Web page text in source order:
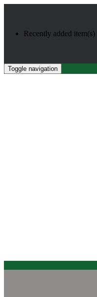
Recently added item(s)
Toggle navigation